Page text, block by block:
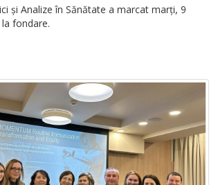
și Analize în Sănătate a marcat marți, 9
fondare.